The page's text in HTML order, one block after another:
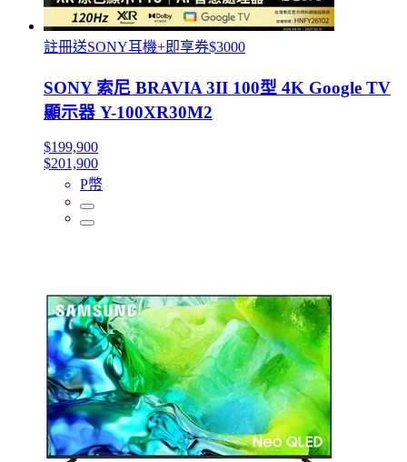
註冊送SONY耳機+即享券$3000
SONY 索尼 BRAVIA 3II 100型 4K Google TV
顯示器 Y-100XR30M2
$199,900
$201,900
P幣